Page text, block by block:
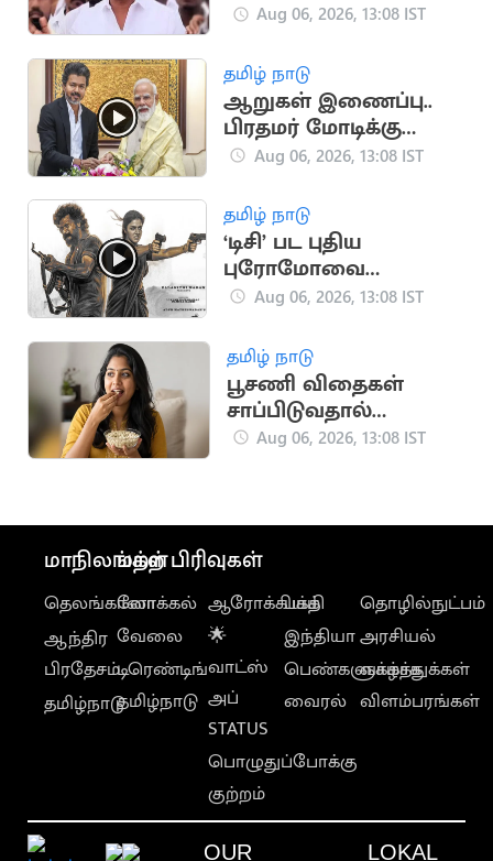
விளக்கம்
Aug 06, 2026, 13:08 IST
தமிழ் நாடு
ஆறுகள் இணைப்பு..
பிரதமர் மோடிக்கு
முதலமைச்சர் விஜய்
Aug 06, 2026, 13:08 IST
தமிழ் நாடு
‘டிசி’ பட புதிய
புரோமோவை
வெளியிட்ட படக்குழு
Aug 06, 2026, 13:08 IST
தமிழ் நாடு
பூசணி விதைகள்
சாப்பிடுவதால்
கிடைக்கும்
Aug 06, 2026, 13:08 IST
மாநிலங்கள்
தெலங்கானா
ஆந்திர
பிரதேசம்
தமிழ்நாடு
மற்ற பிரிவுகள்
லோக்கல்
வேலை
டிரெண்டிங்
தமிழ்நாடு
ஆரோக்கியம்
🌟
வாட்ஸ்
அப்
STATUS
பொழுதுப்போக்கு
குற்றம்
பக்தி
இந்தியா
பெண்களுக்காக
வைரல்
தொழில்நுட்பம்
அரசியல்
வாழ்த்துக்கள்
விளம்பரங்கள்
OUR LOKAL